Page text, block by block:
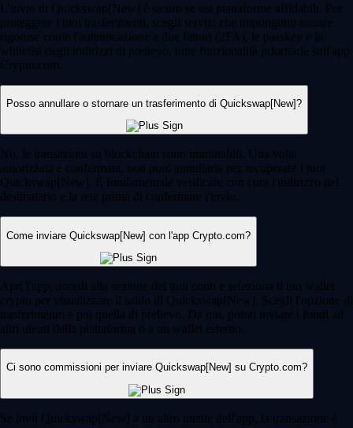
L'invio di Quickswap[New] è sicuro se usi piattaforme affidabili. Per
proteggere i tuoi trasferimenti, scegli servizi che impongono misure
rigorose come l'autenticazione a due fattori (2FA), le passkey e la
whitelist degli indirizzi di prelievo, tutte funzionalità prioritarie sull'app
Crypto.com.
Posso annullare o stornare un trasferimento di Quickswap[New]?
No, le transazioni su blockchain sono immutabili. Una volta
autorizzata e confermata, non puoi annullarla per recuperare i tuoi
Quickswap[New]. È fondamentale verificare con cura l'indirizzo del
destinatario e la rete prima di confermare l'invio.
Come inviare Quickswap[New] con l'app Crypto.com?
Apri l'app, accedi alla sezione dei tuoi conti e seleziona il tuo wallet
crypto per visualizzare il saldo di Quickswap[New]. Scegli l'opzione di
trasferimento e poi quella di prelievo. Da qui, potrai inviare i fondi ad
altri utenti della piattaforma o a un wallet esterno.
Ci sono commissioni per inviare Quickswap[New] su Crypto.com?
Se invii Quickswap[New] a un altro utente dell'app, la transazione è